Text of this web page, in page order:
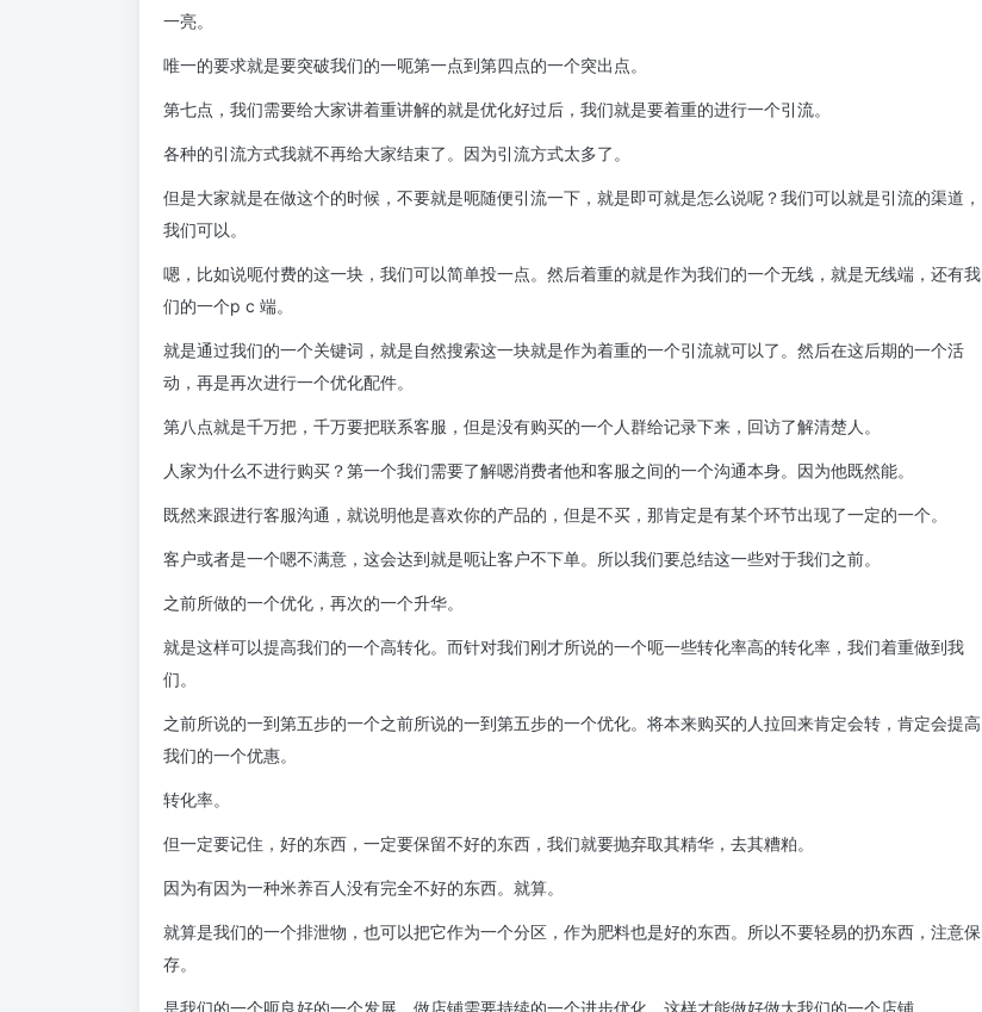
一亮。
唯一的要求就是要突破我们的一呃第一点到第四点的一个突出点。
第七点，我们需要给大家讲着重讲解的就是优化好过后，我们就是要着重的进行一个引流。
各种的引流方式我就不再给大家结束了。因为引流方式太多了。
但是大家就是在做这个的时候，不要就是呃随便引流一下，就是即可就是怎么说呢？我们可以就是引流的渠道，
我们可以。
嗯，比如说呃付费的这一块，我们可以简单投一点。然后着重的就是作为我们的一个无线，就是无线端，还有我
们的一个p c 端。
就是通过我们的一个关键词，就是自然搜索这一块就是作为着重的一个引流就可以了。然后在这后期的一个活
动，再是再次进行一个优化配件。
第八点就是千万把，千万要把联系客服，但是没有购买的一个人群给记录下来，回访了解清楚人。
人家为什么不进行购买？第一个我们需要了解嗯消费者他和客服之间的一个沟通本身。因为他既然能。
既然来跟进行客服沟通，就说明他是喜欢你的产品的，但是不买，那肯定是有某个环节出现了一定的一个。
客户或者是一个嗯不满意，这会达到就是呃让客户不下单。所以我们要总结这一些对于我们之前。
之前所做的一个优化，再次的一个升华。
就是这样可以提高我们的一个高转化。而针对我们刚才所说的一个呃一些转化率高的转化率，我们着重做到我
们。
之前所说的一到第五步的一个之前所说的一到第五步的一个优化。将本来购买的人拉回来肯定会转，肯定会提高
我们的一个优惠。
转化率。
但一定要记住，好的东西，一定要保留不好的东西，我们就要抛弃取其精华，去其糟粕。
因为有因为一种米养百人没有完全不好的东西。就算。
就算是我们的一个排泄物，也可以把它作为一个分区，作为肥料也是好的东西。所以不要轻易的扔东西，注意保
存。
是我们的一个呃良好的一个发展。做店铺需要持续的一个进步优化，这样才能做好做大我们的一个店铺。